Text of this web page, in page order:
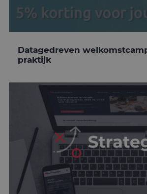
Datagedreven
praktijk